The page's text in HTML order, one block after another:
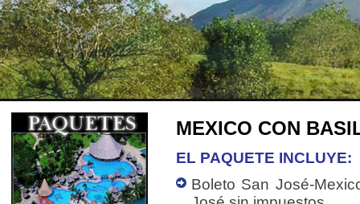
MEXICO CON
EL PAQUETE INCLUYE:
Boleto San José-